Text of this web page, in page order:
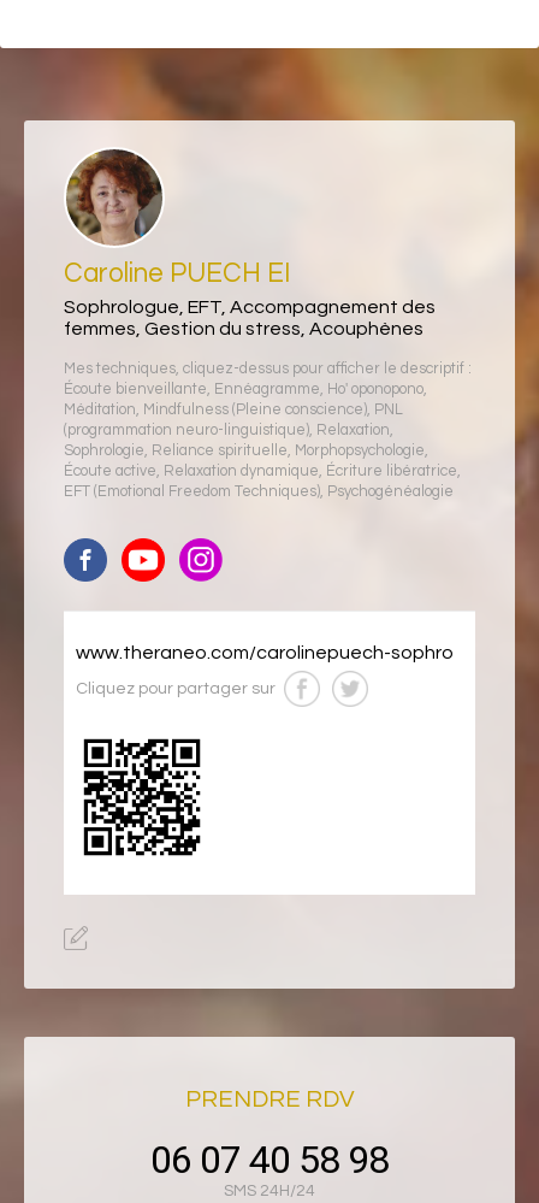
Caroline PUECH EI
Sophrologue, EFT, Accompagnement des
femmes, Gestion du stress, Acouphènes
Mes techniques, cliquez-dessus pour afficher le descriptif :
Écoute bienveillante, Ennéagramme, Ho' oponopono,
Méditation, Mindfulness (Pleine conscience), PNL
(programmation neuro-linguistique), Relaxation,
Sophrologie, Reliance spirituelle, Morphopsychologie,
Écoute active, Relaxation dynamique, Écriture libératrice,
EFT (Emotional Freedom Techniques), Psychogénéalogie
www.theraneo.com/carolinepuech-sophro
Cliquez pour partager sur
PRENDRE RDV
06 07 40 58 98
SMS 24H/24